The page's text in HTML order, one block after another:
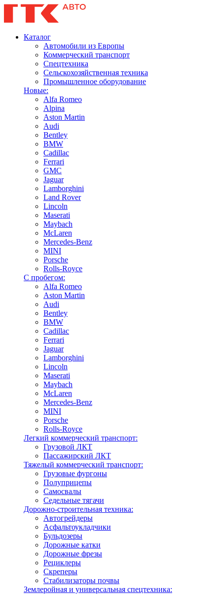
Каталог
Автомобили из Европы
Коммерческий транспорт
Спецтехника
Сельскохозяйственная техника
Промышленное оборудование
Новые:
Alfa Romeo
Alpina
Aston Martin
Audi
Bentley
BMW
Cadillac
Ferrari
GMC
Jaguar
Lamborghini
Land Rover
Lincoln
Maserati
Maybach
McLaren
Mercedes-Benz
MINI
Porsche
Rolls-Royce
С пробегом:
Alfa Romeo
Aston Martin
Audi
Bentley
BMW
Cadillac
Ferrari
Jaguar
Lamborghini
Lincoln
Maserati
Maybach
McLaren
Mercedes-Benz
MINI
Porsche
Rolls-Royce
Легкий коммерческий транспорт:
Грузовой ЛКТ
Пассажирский ЛКТ
Тяжелый коммерческий транспорт:
Грузовые фургоны
Полуприцепы
Самосвалы
Седельные тягачи
Дорожно-строительная техника:
Автогрейдеры
Асфальтоукладчики
Бульдозеры
Дорожные катки
Дорожные фрезы
Рециклеры
Скреперы
Стабилизаторы почвы
Землеройная и универсальная спецтехника: